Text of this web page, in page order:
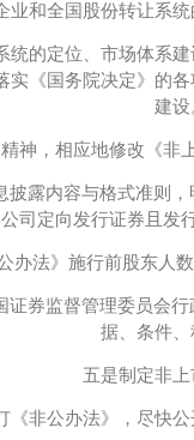
业和全国股份转让系
统的定位、市场体系
实《国务院决定》的
建设
神，相应地修改《非
披露内容与格式准则
司定向发行证券且发
办法》施行前股东人
证券监督管理委员会
据、条件
五是制定非
《非公办法》，尽快